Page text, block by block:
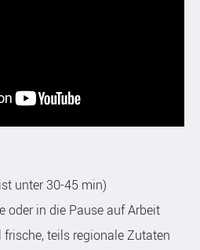
unter 30-45 min)
oder in die Pause auf Arbeit
frische, teils regionale Zutaten